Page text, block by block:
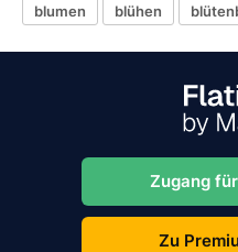
blumen
blühen
Zugang
Zu